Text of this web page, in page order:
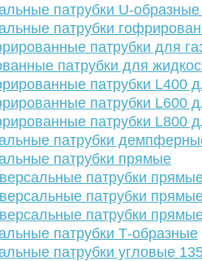
патрубки U-
патрубки
патрубки для
патрубки для
патрубки L400
патрубки L600
патрубки L800
патрубки
патрубки прямые
патрубки
патрубки
патрубки
патрубки Т-образные
патрубки угловые